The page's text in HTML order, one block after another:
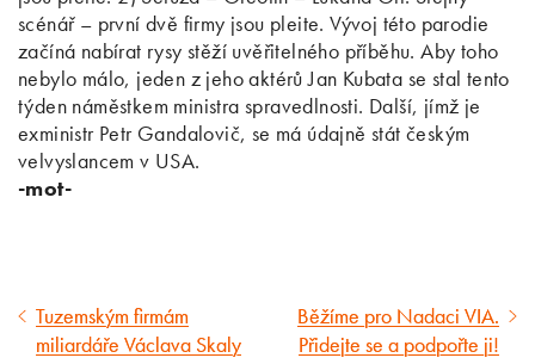
scénář – první dvě firmy jsou pleite. Vývoj této parodie
začíná nabírat rysy stěží uvěřitelného příběhu. Aby toho
nebylo málo, jeden z jeho aktérů Jan Kubata se stal tento
týden náměstkem ministra spravedlnosti. Další, jímž je
exministr Petr Gandalovič, se má údajně stát českým
velvyslancem v USA.
-mot-
Předcházející
článek
Tuzemským firmám
miliardáře Václava Skaly
Následující
článek
Běžíme pro Nadaci VIA.
Přidejte se a podpořte ji!